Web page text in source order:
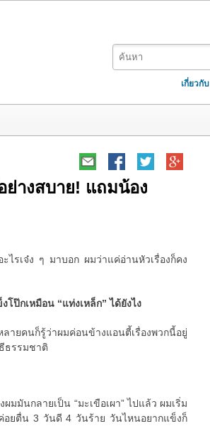
เกี่ยวกับ
ย่างสบาย! แถมน้อง
ไรเจ๋ง ๆ มาบอก ผมว่าแค่อ่านหัวเรื่องก็คง
โป๊กเหมือน “แท่งเหล็ก” ได้ยังไง
ยคนก็รู้ว่าผมค่อนข้างแอนตี้เรื่องพวกนี้อยู่
ธรรมชาติ
มันกลายเป็น “มะเขือเผา” ไปแล้ว ผมเริ่ม
ค่อยตื่น 3 วันดี 4 วันร้าย วันไหนอยากแข็งก็